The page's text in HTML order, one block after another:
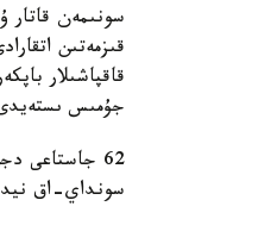
سونىمەن قاتار
قىزمەتىن
قاقپاشىلار
جۇمىس
62 جاستاعى
سونداي-اق